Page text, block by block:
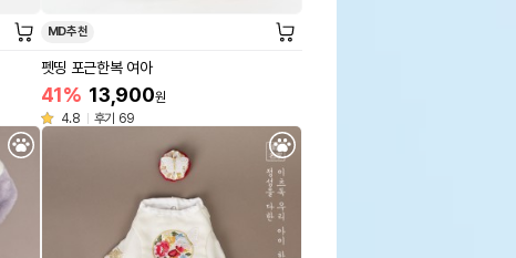
MD추천
펫띵 포근한복 여아
41% 13,900원
4.8
후기 69